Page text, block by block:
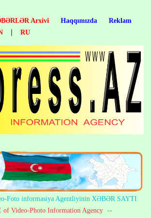
Arxivi Haqqımızda
Reklam
| RU
Foto informasiya Agentliyinin XƏBƏR SAYTI
Video-Photo Information Agency --